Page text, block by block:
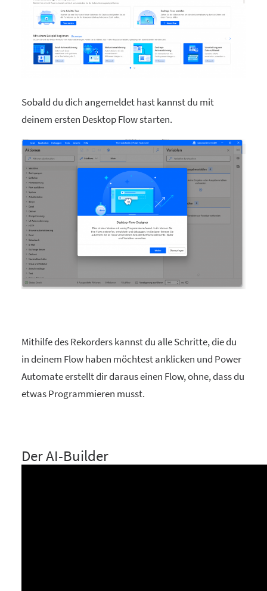
Sobald du dich angemeldet hast kannst du mit
deinem ersten Desktop Flow starten.
Mithilfe des Rekorders kannst du alle Schritte, die du
in deinem Flow haben möchtest anklicken und Power
Automate erstellt dir daraus einen Flow, ohne, dass du
etwas Programmieren musst.
Der AI-Builder